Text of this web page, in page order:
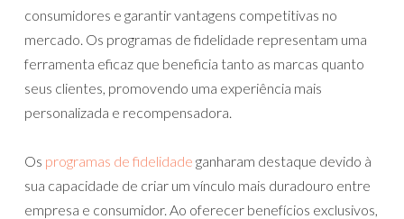
consumidores e garantir vantagens competitivas no
mercado. Os programas de fidelidade representam uma
ferramenta eficaz que beneficia tanto as marcas quanto
seus clientes, promovendo uma experiência mais
personalizada e recompensadora.
Os programas de fidelidade ganharam destaque devido à
sua capacidade de criar um vínculo mais duradouro entre
empresa e consumidor. Ao oferecer benefícios exclusivos,